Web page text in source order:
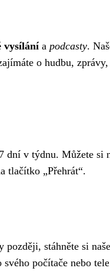
vysílánía podcasty.
o hudbu,
dní v týdnu. Můžete si
tlačítko „Přehrát“.
později, stáhněte si naše
svého počítače nebo